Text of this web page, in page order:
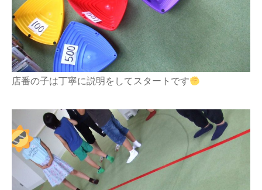
店番の子は丁寧に説明をしてスタートです